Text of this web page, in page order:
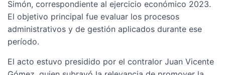
Simón, correspondiente al ejercicio económico 2023.
El objetivo principal fue evaluar los procesos
administrativos y de gestión aplicados durante ese
período.
El acto estuvo presidido por el contralor Juan Vicente